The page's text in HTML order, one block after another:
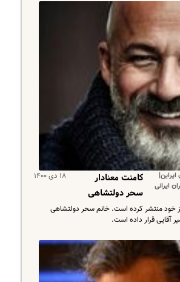
ایرانی
۱۸ دی ۱۴۰۰
کامنت معنادار
سحر دولتشاهی
خود منتشر کرده است. خانم سحر دولتشاهی
آقایی قرار داده است.